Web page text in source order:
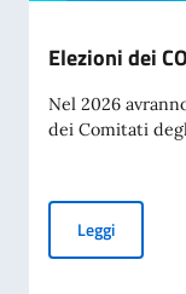
Elezioni dei
Nel 2026
dei Comitati
LeggiElezioni